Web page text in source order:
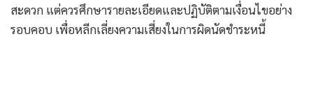
สะดวก แต่ควรศึกษารายละเอียดและปฏิบัติตามเงื่อนไขอย่าง
รอบคอบ เพื่อหลีกเลี่ยงความเสี่ยงในการผิดนัดชำระหนี้